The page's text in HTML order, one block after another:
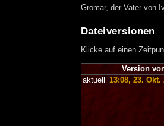
Gromar, der Vater von
Dateiversionen
Klicke auf einen
Version
aktuell
13:08, 23. Okt.